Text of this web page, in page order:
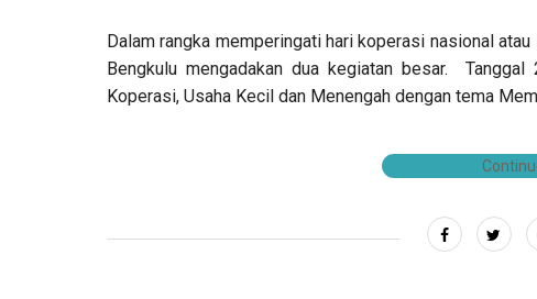
Dalam rangka memperingati hari koperasi nasional
Bengkulu mengadakan dua kegiatan besar.
Koperasi, Usaha Kecil dan Menengah dengan tema